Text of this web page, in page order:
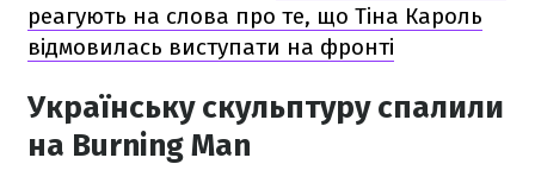
реагують на слова про те, що Тіна Кароль
відмовилась виступати на фронті
Українську скульптуру спалили
на Burning Man